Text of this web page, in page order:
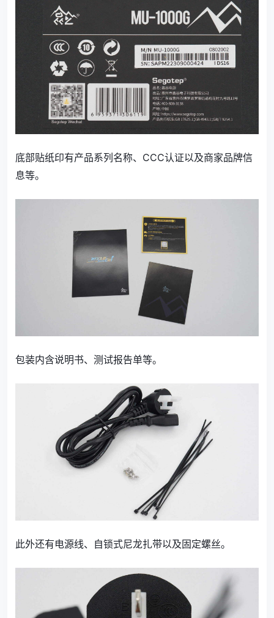
底部贴纸印有产品系列名称、CCC认证以及商家品牌信
息等。
包装内含说明书、测试报告单等。
此外还有电源线、自锁式尼龙扎带以及固定螺丝。